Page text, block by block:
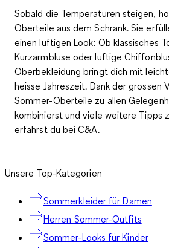
Sobald die Temperaturen steigen,
Oberteile aus dem Schrank. Sie
einen luftigen Look: Ob klassisches
Kurzarmbluse oder luftige
Oberbekleidung bringt dich mit
heisse Jahreszeit. Dank der grossen
Sommer-Oberteile zu allen
kombinierst und viele weitere Tipps
erfährst du bei C&A.
Unsere Top-Kategorien
Sommerkleider für Damen
Herren Sommer-Outfits
Sommer-Looks für Kinder